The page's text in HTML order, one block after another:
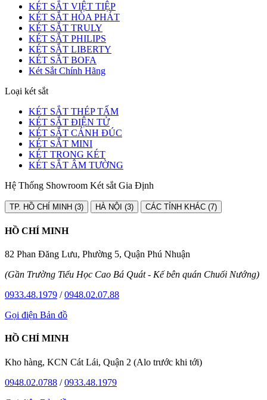
KÉT SẮT VIỆT TIỆP
KÉT SẮT HÒA PHÁT
KÉT SẮT TRULY
KÉT SẮT PHILIPS
KÉT SẮT LIBERTY
KÉT SẮT BOFA
Két Sắt Chính Hãng
Loại két sắt
KÉT SẮT THÉP TẤM
KÉT SẮT ĐIỆN TỬ
KÉT SẮT CÁNH ĐÚC
KÉT SẮT MINI
KÉT TRONG KÉT
KÉT SẮT ÂM TƯỜNG
Hệ Thống Showroom Két sắt Gia Định
TP. HỒ CHÍ MINH (3) HÀ NỘI (3) CÁC TỈNH KHÁC (7)
HỒ CHÍ MINH
82 Phan Đăng Lưu, Phường 5, Quận Phú Nhuận
(Gần Trường Tiểu Học Cao Bá Quát - Kế bên quán Chuối Nướng)
0933.48.1979 /0948.02.07.88
Gọi điện Bản đồ
HỒ CHÍ MINH
Kho hàng, KCN Cát Lái, Quận 2 (Alo trước khi tới)
0948.02.0788 /0933.48.1979